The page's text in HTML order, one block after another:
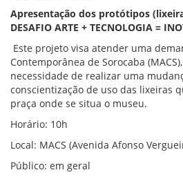
Apresentação dos protótipos
DESAFIO ARTE + TECNOLOGIA =
Este projeto visa atender uma
Contemporânea de Sorocaba
necessidade de realizar uma
conscientização de uso das lixeiras
praça onde se situa o museu.
Horário: 10h
Local: MACS (Avenida Afonso
Público: em geral